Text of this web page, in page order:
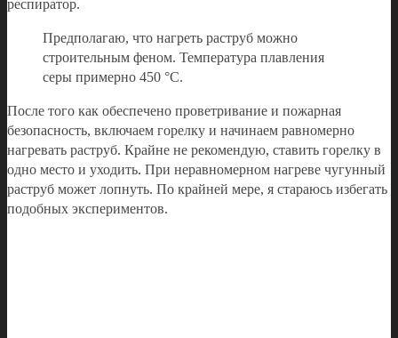
респиратор.
Предполагаю, что нагреть раструб можно
строительным феном. Температура плавления
серы примерно 450 °С.
После того как обеспечено проветривание и пожарная
безопасность, включаем горелку и начинаем равномерно
нагревать раструб. Крайне не рекомендую, ставить горелку в
одно место и уходить. При неравномерном нагреве чугунный
раструб может лопнуть. По крайней мере, я стараюсь избегать
подобных экспериментов.